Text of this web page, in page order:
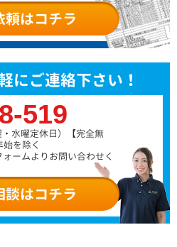
頼はコチラ
にご連絡下さい！
519
水曜定休日）
【完全無
を除く
ームよりお問い合わせく
談はコチラ